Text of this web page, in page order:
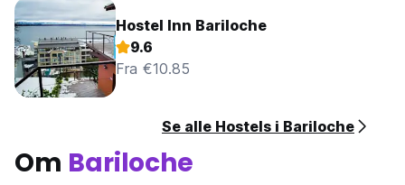
Hostel Inn Bariloche
9.6
Fra €10.85
Se alle Hostels i Bariloche
Om Bariloche